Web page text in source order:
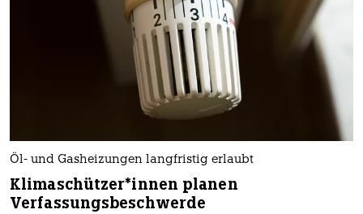
Öl- und Gasheizungen langfristig erlaubt
Kli­ma­schüt­ze­r*in­nen planen
Verfassungsbeschwerde